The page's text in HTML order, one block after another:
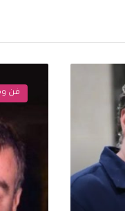
فواخرجي
ووائل
فن